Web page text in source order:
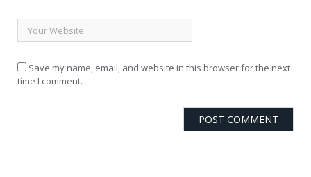
Save my name, email, and website in this browser for the next
time I comment.